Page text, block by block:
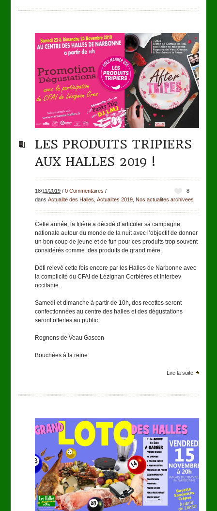
LES PRODUITS TRIPIERS
AUX HALLES 2019 !
8
18/11/2019 /0 Commentaires /
dansActualite des Halles,Actualites 2019, Nos actualites archivees
Cette année, la filière a décidé d’articuler sa campagne
nationale autour du monde de la nuit avec l’objectif de donner
un bon coup de jeune et de fun pour ces produits trop souvent
considérés comme des produits de grand mère.
Défi relevé cette fois encore par les Halles de Narbonne avec
la complicité du CFAI de Lézignan Corbières et Interbev
occitanie.
Samedi et dimanche à partir de 10h, des recettes seront
confectionnées au centre des halles et des dégustations
seront offertes au public :
Rognons de Veau Gascon
Bouchées à la reine
Lire la suite